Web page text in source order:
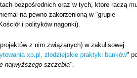
bezpośrednich oraz w tych, ktore raczą
na pewno zakorzenioną w "grupie
i polityków nagonki).
z nim związanych) w zakulisowej
xp.pl, złodziejskie praktyki banków"
najwyższego szczebla".